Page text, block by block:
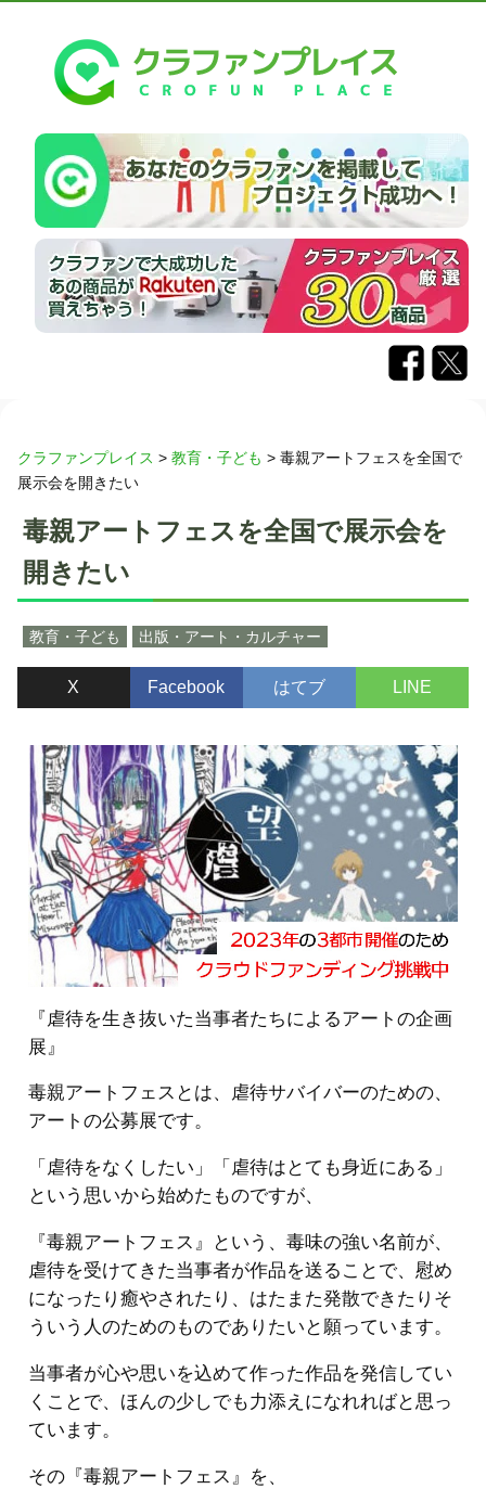
クラファンプレイス > 教育・子ども > 毒親アートフェスを全国で
展示会を開きたい
毒親アートフェスを全国で展示会を
開きたい
教育・子ども 出版・アート・カルチャー
X Facebook はてブ LINE
『虐待を生き抜いた当事者たちによるアートの企画
展』
毒親アートフェスとは、虐待サバイバーのための、
アートの公募展です。
「虐待をなくしたい」「虐待はとても身近にある」
という思いから始めたものですが、
『毒親アートフェス』という、毒味の強い名前が、
虐待を受けてきた当事者が作品を送ることで、慰め
になったり癒やされたり、はたまた発散できたりそ
ういう人のためのものでありたいと願っています。
当事者が心や思いを込めて作った作品を発信してい
くことで、ほんの少しでも力添えになれればと思っ
ています。
その『毒親アートフェス』を、